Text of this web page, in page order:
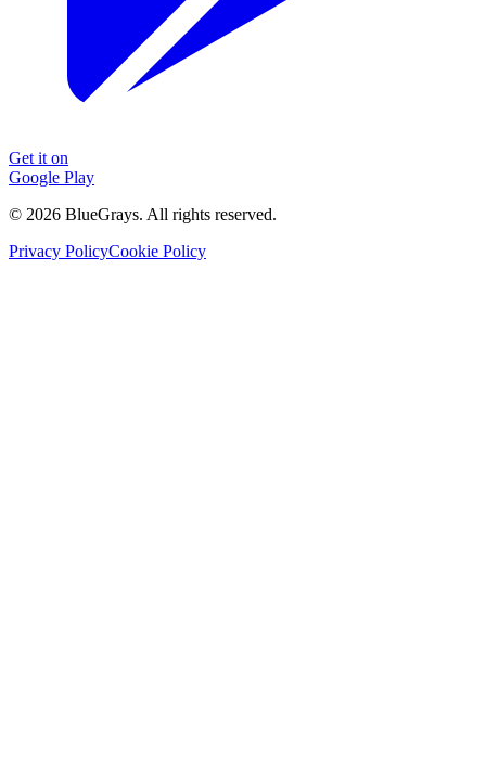
Get it on
Google Play
© 2026 BlueGrays. All rights reserved.
Privacy PolicyCookie Policy